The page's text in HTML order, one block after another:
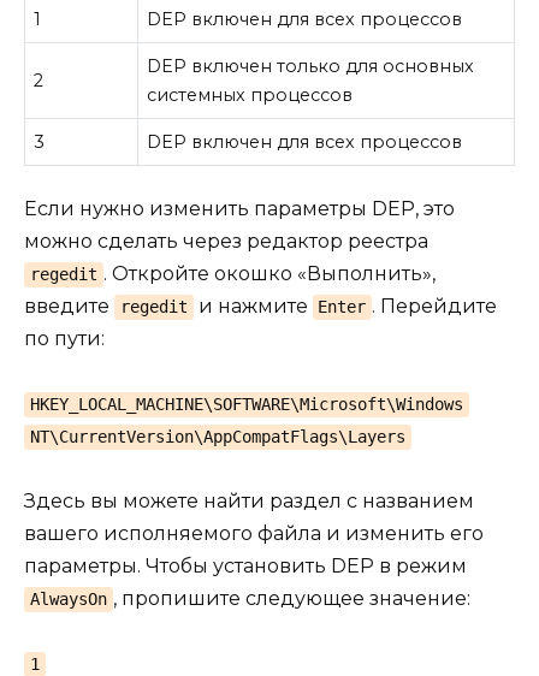
1 DEP включен для всех процессов
2
DEP включен только для основных
системных процессов
3 DEP включен для всех процессов
Если нужно изменить параметры DEP, это
можно сделать через редактор реестра
regedit . Откройте окошко «Выполнить»,
введите
regedit и нажмите Enter . Перейдите
по пути:
HKEY_LOCAL_MACHINE\SOFTWARE\Microsoft\Windows
NT\CurrentVersion\AppCompatFlags\Layers
Здесь вы можете найти раздел с названием
вашего исполняемого файла и изменить его
параметры. Чтобы установить DEP в режим
AlwaysOn , пропишите следующее значение:
1